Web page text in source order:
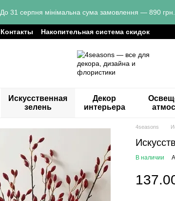
До 31 серпня мінімальна сума замовлення — 890
Контакты Накопительная система скидок
Искусственная
зелень
Декор
интерьера
4seasons
В наличии